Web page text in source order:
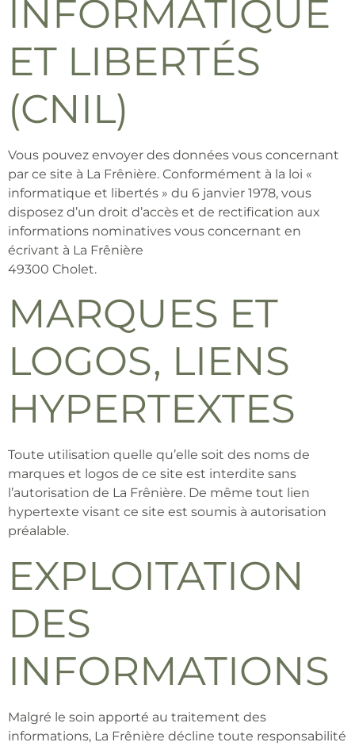
INFORMATIQUE
ET LIBERTÉS
(CNIL)
Vous pouvez envoyer des données vous concernant
par ce site à La Frênière. Conformément à la loi «
informatique et libertés » du 6 janvier 1978, vous
disposez d’un droit d’accès et de rectification aux
informations nominatives vous concernant en
écrivant à La Frênière
49300 Cholet.
MARQUES ET
LOGOS, LIENS
HYPERTEXTES
Toute utilisation quelle qu’elle soit des noms de
marques et logos de ce site est interdite sans
l’autorisation de La Frênière. De même tout lien
hypertexte visant ce site est soumis à autorisation
préalable.
EXPLOITATION
DES
INFORMATIONS
Malgré le soin apporté au traitement des
informations, La Frênière décline toute responsabilité